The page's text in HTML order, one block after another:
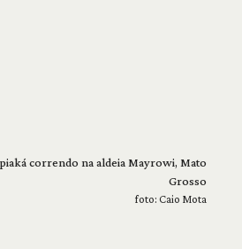
correndo na aldeia Mayrowi, Mato
Grosso
foto: Caio Mota